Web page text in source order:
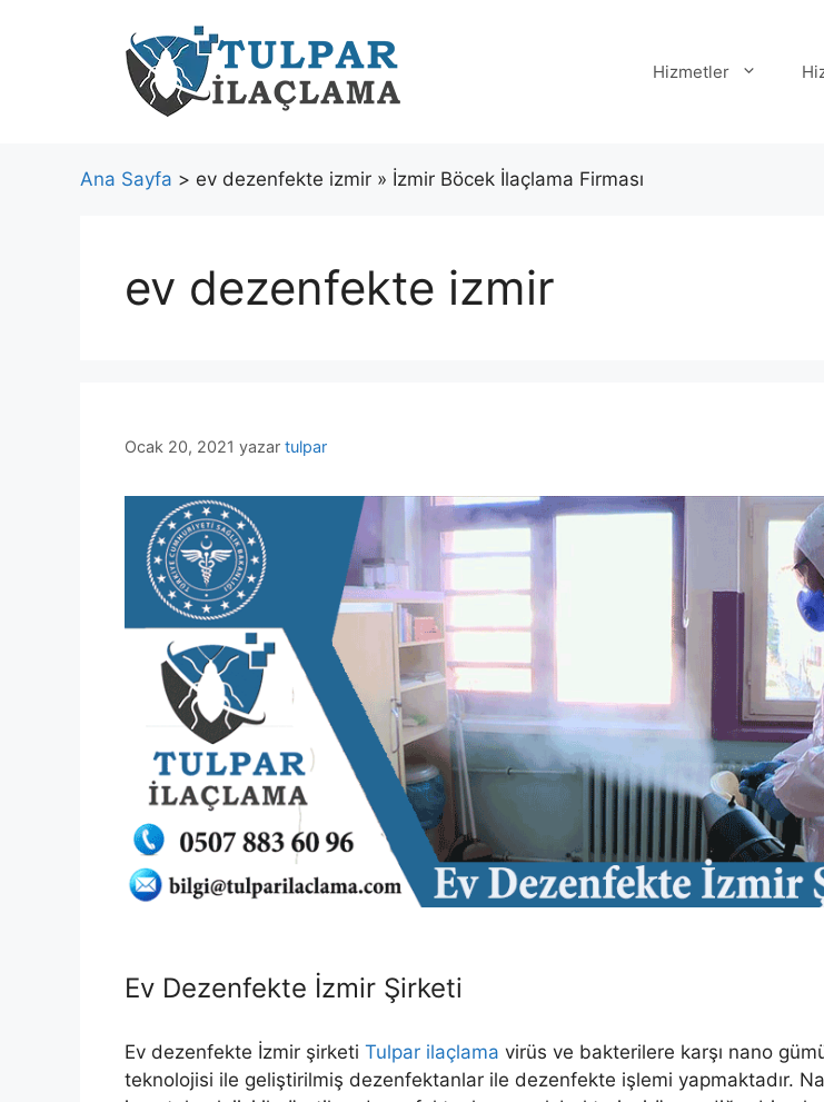
Hizmetler
Ana Sayfa > ev dezenfekte izmir » İzmir Böcek İlaçlama Firması
ev dezenfekte izmir
Ocak 20, 2021 yazar tulpar
Ev Dezenfekte İzmir Şirketi
Ev dezenfekte İzmir şirketi Tulpar ilaçlama virüs ve bakterilere karşı nano
teknolojisi ile geliştirilmiş dezenfektanlar ile dezenfekte işlemi yapmaktadır.